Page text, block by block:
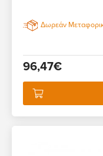
Δωρεάν
96,47€